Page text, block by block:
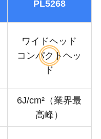
PL5268
ワイドヘッド
コンパクトヘッ
ド
6J/cm²（業界最
高峰）